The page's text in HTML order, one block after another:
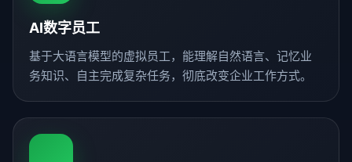
AI数字员工
基于大语言模型的虚拟员工，能理解自然语言、记忆业
务知识、自主完成复杂任务，彻底改变企业工作方式。